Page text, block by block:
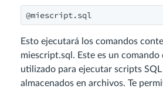
@miescript.sql
Esto ejecutará los comandos
miescript.sql. Este es un comando
utilizado para ejecutar scripts
almacenados en archivos. Te